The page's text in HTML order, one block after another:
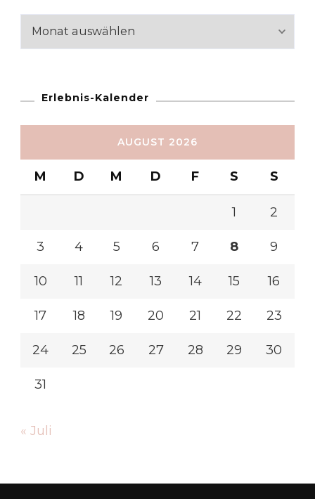
Reiseabschnitte
Erlebnis-Kalender
AUGUST 2026
M D M D F S S
1 2
3 4 5 6 7 8 9
10 11 12 13 14 15 16
17 18 19 20 21 22 23
24 25 26 27 28 29 30
31
« Juli